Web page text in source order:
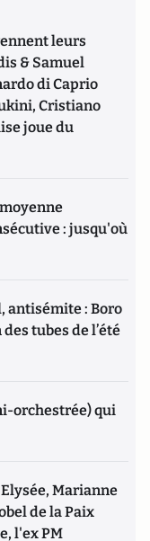
leurs
& Samuel
di Caprio
Cristiano
joue du
: jusqu'où
antisémite : Boro
tubes de l’été
orchestrée) qui
Marianne
de la Paix
l'ex PM